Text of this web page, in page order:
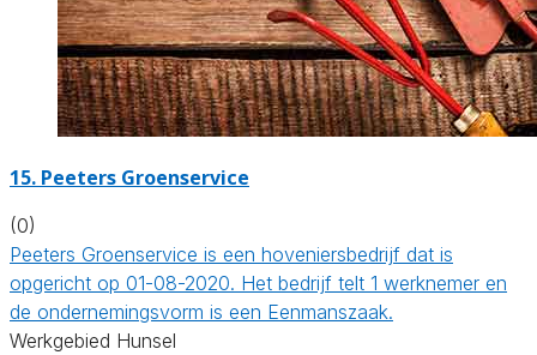
15. Peeters Groenservice
(0)
Peeters Groenservice is een hoveniersbedrijf dat is
opgericht op 01-08-2020. Het bedrijf telt 1 werknemer en
de ondernemingsvorm is een Eenmanszaak.
Werkgebied Hunsel